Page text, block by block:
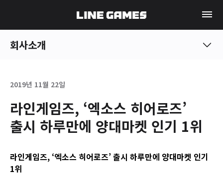
회사소개
2019년 11월 22일
라인게임즈, ‘엑소스 히어로즈’
출시 하루만에 양대마켓 인기 1위
라인게임즈, ‘엑소스 히어로즈’ 출시 하루만에 양대마켓 인기
1위